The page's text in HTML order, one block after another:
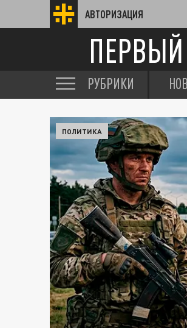
АВТОРИЗАЦИЯ
РУБРИКИ
ПОЛИТИКА